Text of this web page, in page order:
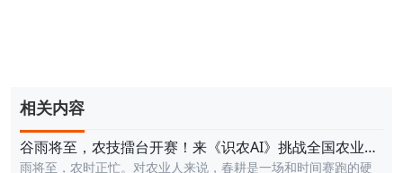
相关内容
谷雨将至，农技擂台开赛！来《识农AI》挑战全国农业高
手农业技术，赢每周豪礼与万元大奖
雨将至，农时正忙。对农业人来说，春耕是一场和时间赛跑的硬